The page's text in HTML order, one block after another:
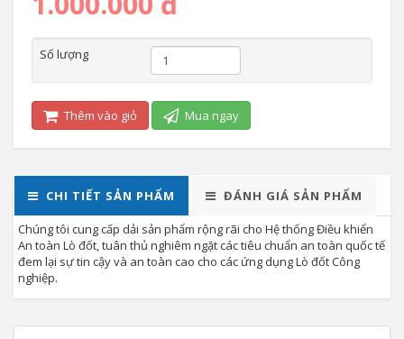
Số lượng
Thêm vào giỏ Mua ngay
CHI TIẾT SẢN PHẨM ĐÁNH GIÁ SẢN PHẨM
Chúng tôi cung cấp dải sản phẩm rộng rãi cho Hệ thống Điều khiển
An toàn Lò đốt, tuân thủ nghiêm ngặt các tiêu chuẩn an toàn quốc tế
đem lại sự tin cậy và an toàn cao cho các ứng dụng Lò đốt Công
nghiệp.